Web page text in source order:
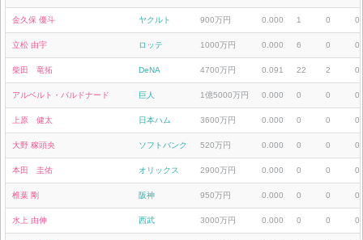
金久保 優斗 ヤクルト 900万円 0.000 1 0 0
立松 由宇 ロッテ 1000万円 0.000 6 0 0
柴田 竜拓 DeNA 4700万円 0.091 22 2 0
アルベルト・バルドナード 巨人 1億5000万円 0.000 0 0 0
上原 健太 日本ハム 3600万円 0.000 0 0 0
大野 稼頭央 ソフトバンク 520万円 0.000 0 0 0
本田 圭佑 オリックス 2900万円 0.000 0 0 0
椎葉 剛 阪神 950万円 0.000 0 0 0
水上 由伸 西武 3000万円 0.000 0 0 0